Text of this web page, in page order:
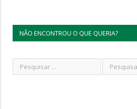
NÃO ENCONTROU O QUE QUERIA?